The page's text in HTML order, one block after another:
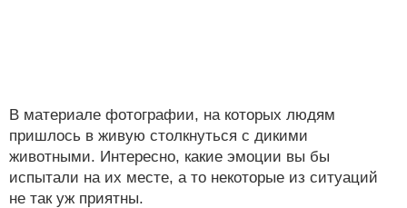
В материале фотографии, на которых людям
пришлось в живую столкнуться с дикими
животными. Интересно, какие эмоции вы бы
испытали на их месте, а то некоторые из ситуаций
не так уж приятны.